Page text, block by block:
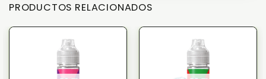
PRODUCTOS RELACIONADOS